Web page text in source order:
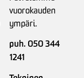
vuorokauden
ympäri.
puh. 050 344
1241